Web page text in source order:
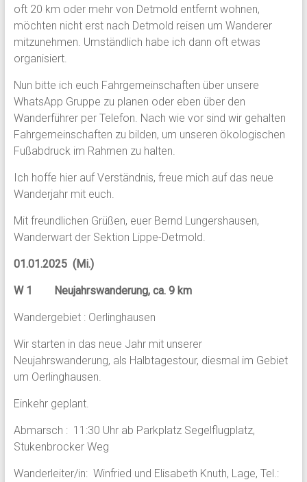
oft 20 km oder mehr von Detmold entfernt wohnen,
möchten nicht erst nach Detmold reisen um Wanderer
mitzunehmen. Umständlich habe ich dann oft etwas
organisiert.
Nun bitte ich euch Fahrgemeinschaften über unsere
WhatsApp Gruppe zu planen oder eben über den
Wanderführer per Telefon. Nach wie vor sind wir gehalten
Fahrgemeinschaften zu bilden, um unseren ökologischen
Fußabdruck im Rahmen zu halten.
Ich hoffe hier auf Verständnis, freue mich auf das neue
Wanderjahr mit euch.
Mit freundlichen Grüßen, euer Bernd Lungershausen,
Wanderwart der Sektion Lippe-Detmold.
01.01.2025 (Mi.)
W 1 Neujahrswanderung, ca. 9 km
Wandergebiet : Oerlinghausen
Wir starten in das neue Jahr mit unserer
Neujahrswanderung, als Halbtagestour, diesmal im Gebiet
um Oerlinghausen.
Einkehr geplant.
Abmarsch : 11:30 Uhr ab Parkplatz Segelflugplatz,
Stukenbrocker Weg
Wanderleiter/in: Winfried und Elisabeth Knuth, Lage, Tel.: